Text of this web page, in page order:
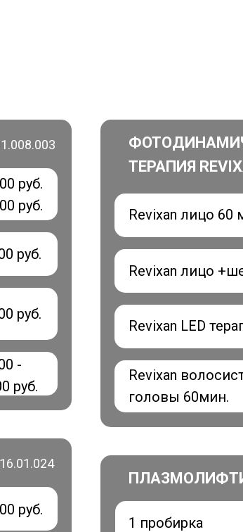
руб.
руб.
руб.
-
руб.
руб.
1 пробирка
руб.
ТЕРАПИЯ
Revixan
головы 60мин.
Revixan лицо
Revixan LED
Revixan лицо 60